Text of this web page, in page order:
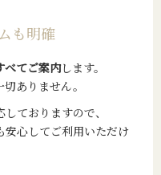
も明確
べてご案内します。
ありません。
ておりますので、
安心してご利用いただけ